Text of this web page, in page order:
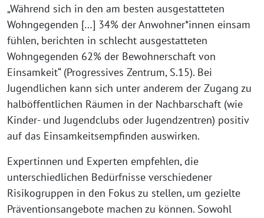
„Während sich in den am besten ausgestatteten
Wohngegenden […] 34% der Anwohner*innen einsam
fühlen, berichten in schlecht ausgestatteten
Wohngegenden 62% der Bewohnerschaft von
Einsamkeit“ (Progressives Zentrum, S.15). Bei
Jugendlichen kann sich unter anderem der Zugang zu
halböffentlichen Räumen in der Nachbarschaft (wie
Kinder- und Jugendclubs oder Jugendzentren) positiv
auf das Einsamkeitsempfinden auswirken.
Expertinnen und Experten empfehlen, die
unterschiedlichen Bedürfnisse verschiedener
Risikogruppen in den Fokus zu stellen, um gezielte
Präventionsangebote machen zu können. Sowohl